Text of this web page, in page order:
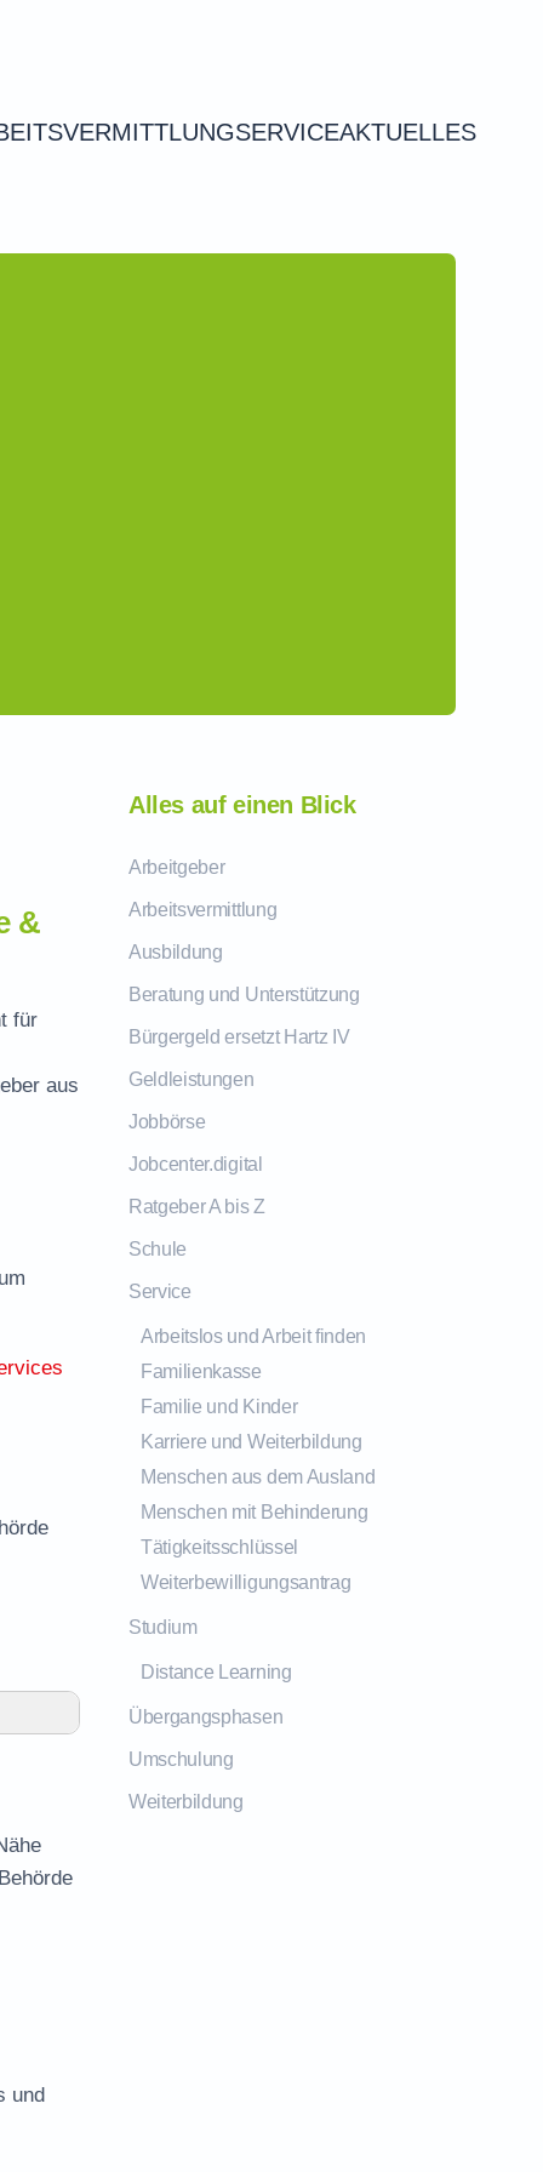
SERVICEAKTUELLES
&
für
aus
und
Alles auf einen Blick
Arbeitgeber
Arbeitsvermittlung
Ausbildung
Beratung und Unterstützung
Bürgergeld ersetzt Hartz IV
Geldleistungen
Jobbörse
Jobcenter.digital
Ratgeber A bis Z
Schule
Service
Arbeitslos und Arbeit finden
Familienkasse
Familie und Kinder
Karriere und Weiterbildung
Menschen aus dem Ausland
Menschen mit Behinderung
Tätigkeitsschlüssel
Weiterbewilligungsantrag
Studium
Distance Learning
Übergangsphasen
Umschulung
Weiterbildung